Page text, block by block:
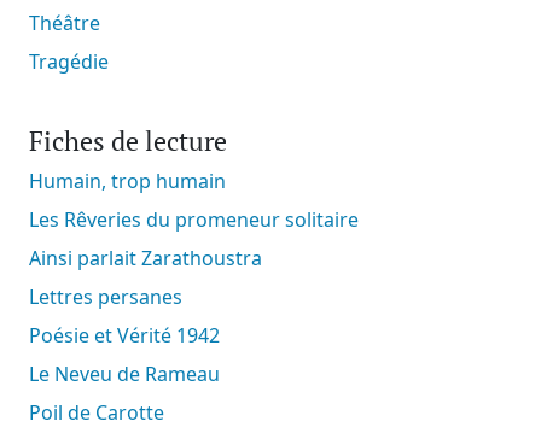
Théâtre
Tragédie
Fiches de lecture
Humain, trop humain
Les Rêveries du promeneur solitaire
Ainsi parlait Zarathoustra
Lettres persanes
Poésie et Vérité 1942
Le Neveu de Rameau
Poil de Carotte